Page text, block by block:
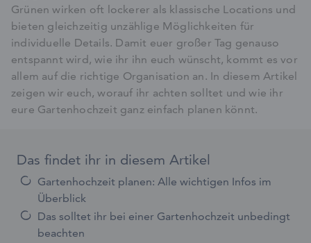
Grünen wirken oft lockerer als klassische Locations und
bieten gleichzeitig unzählige Möglichkeiten für
individuelle Details. Damit euer großer Tag genauso
entspannt wird, wie ihr ihn euch wünscht, kommt es vor
allem auf die richtige Organisation an. In diesem Artikel
zeigen wir euch, worauf ihr achten solltet und wie ihr
eure Gartenhochzeit ganz einfach planen könnt.
Das findet ihr in diesem Artikel
Gartenhochzeit planen: Alle wichtigen Infos im
Überblick
Das solltet ihr bei einer Gartenhochzeit unbedingt
beachten